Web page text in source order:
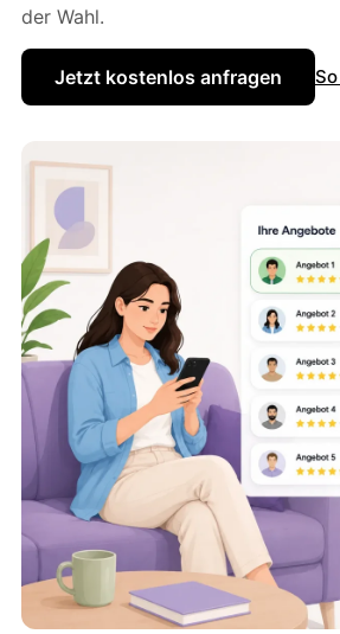
der Wahl.
Jetzt kostenlos anfragen